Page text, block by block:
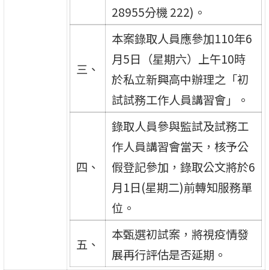
28955分機 222)。
三、
本案錄取人員應參加110年6
月5日（星期六）上午10時
於私立新興高中辦理之「初
試試務工作人員講習會」。
四、
錄取人員參與監試及試務工
作人員講習會當天，核予公
假登記參加，錄取公文將於6
月1日(星期二)前轉知服務單
位。
五、
本甄選初試案，將視疫情發
展再行評估是否延期。